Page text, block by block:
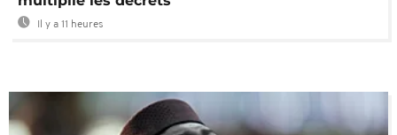
Il y a 11 heures